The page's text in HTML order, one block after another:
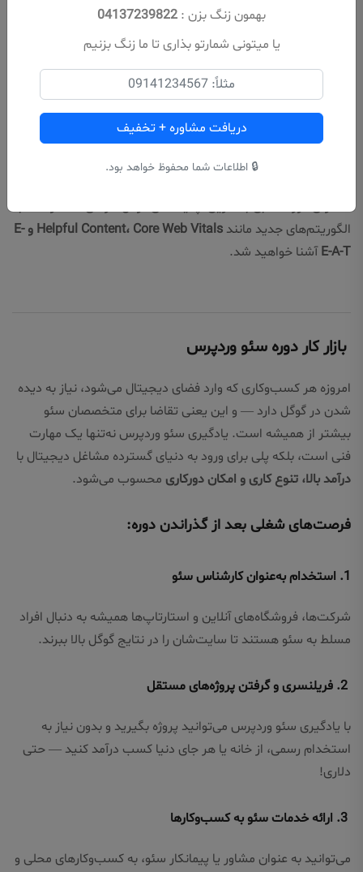
در پایان دوره، شما نه‌تنها سئو را یاد گرفته‌اید، بلکه می‌توانید:
پروژه‌های واقعی انجام دهید
به عنوان فریلنسر فعالیت کنید
یا در شرکت‌ها به‌عنوان متخصص سئو وردپرس استخدام شوید
الگوریتم‌های جدید مانند
Helpful Content، Core Web Vitals و E-
E-A-Tآشنا خواهید شد.
بازار کار دوره سئو وردپرس
امروزه هر کسب‌وکاری که وارد فضای دیجیتال می‌شود، نیاز به دیده
شدن در گوگل دارد — و این یعنی تقاضا برای متخصصان سئو
بیشتر از همیشه است. یادگیری سئو وردپرس نه‌تنها یک مهارت
فنی است، بلکه پلی برای ورود به دنیای گسترده مشاغل دیجیتال با
درآمد بالا، تنوع کاری و امکان دورکاری محسوب می‌شود.
فرصت‌های شغلی بعد از گذراندن دوره:
1. استخدام به‌عنوان کارشناس سئو
شرکت‌ها، فروشگاه‌های آنلاین و استارتاپ‌ها همیشه به دنبال افراد
مسلط به سئو هستند تا سایت‌شان را در نتایج گوگل بالا ببرند.
با یادگیری سئو وردپرس می‌توانید پروژه بگیرید و بدون نیاز به
استخدام رسمی، از خانه یا هر جای دنیا کسب درآمد کنید — حتی
دلاری!
می‌توانید به عنوان مشاور یا پیمانکار سئو، به کسب‌وکارهای محلی و
بهمون زنگ بزن : 04137239822
یا میتونی شمارتو بذاری تا ما زنگ بزنیم
دریافت مشاوره + تخفیف
🔒 اطلاعات شما محفوظ خواهد بود.